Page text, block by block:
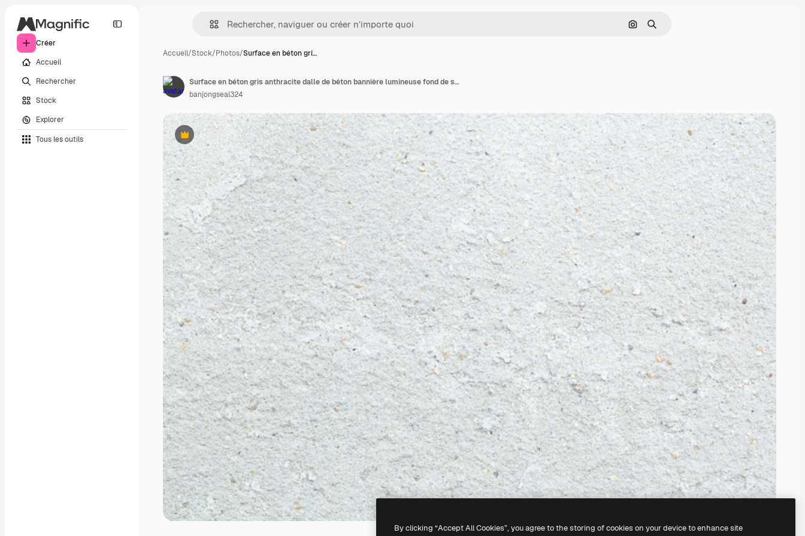
Créer
Accueil
Rechercher
Stock
Explorer
Tous les outils
Rechercher par image
Rechercher
Accueil/Stock/Photos/Surface en béton gri…
Premium
Surface en béton gris anthracite dalle de béton bannière lumineuse fond de sol en ciment
banjongseal324
By clicking “Accept All Cookies”, you agree to the storing of cookies on your device to enhance site